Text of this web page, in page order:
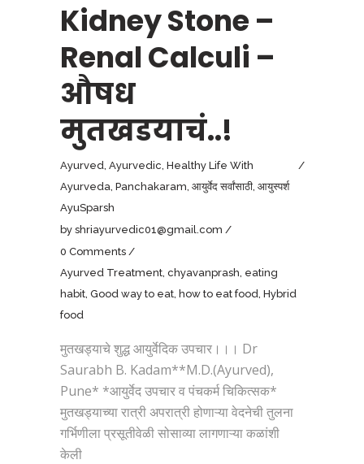
Kidney Stone –
Renal Calculi –
औषध
मुतखडयाचं..!
Ayurved, Ayurvedic, Healthy Life With
Ayurveda, Panchakaram, आयुर्वेद सर्वांसाठी, आयुस्पर्श
AyuSparsh
by shriayurvedic01@gmail.com
0 Comments
Ayurved Treatment, chyavanprash, eating
habit, Good way to eat, how to eat food, Hybrid
food
मुतखड्याचे शुद्ध आयुर्वेदिक उपचार।।। Dr
Saurabh B. Kadam**M.D.(Ayurved),
Pune* *आयुर्वेद उपचार व पंचकर्म चिकित्सक*
मुतखड्याच्या रात्री अपरात्री होणाऱ्या वेदनेची तुलना
गर्भिणीला प्रसूतीवेळी सोसाव्या लागणाऱ्या कळांशी
केली